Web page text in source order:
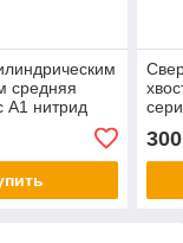
средняя
А1 нитрид
3,0
300